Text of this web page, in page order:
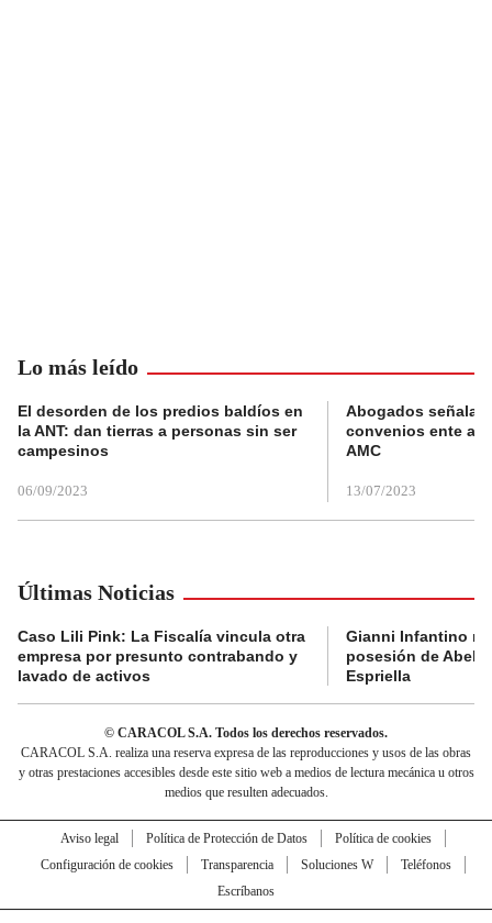
Lo más leído
El desorden de los predios baldíos en
la ANT: dan tierras a personas sin ser
campesinos
06/09/2023
Abogados
convenios ente
AMC
13/07/2023
Últimas Noticias
Caso Lili Pink: La Fiscalía vincula otra
empresa por presunto contrabando y
lavado de activos
Gianni Infantino
posesión de
Espriella
© CARACOL S.A. Todos los derechos reservados.
CARACOL S.A. realiza una reserva expresa de las reproducciones y usos de las obras
y otras prestaciones accesibles desde este sitio web a medios de lectura mecánica u otros
medios que resulten adecuados.
Aviso legal Política de Protección de Datos
Política de cookies
Configuración de cookies
Transparencia Soluciones W
Teléfonos
Escríbanos